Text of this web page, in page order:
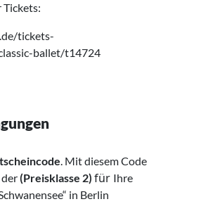
Tickets:
tickets-
ballet/t14724
. Mit diesem Code
der(Preisklasse 2) für Ihre
in Berlin